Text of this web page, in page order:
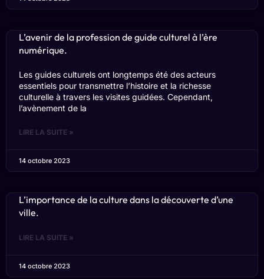
L’avenir de la profession de guide culturel à l’ère
numérique.
Les guides culturels ont longtemps été des acteurs
essentiels pour transmettre l’histoire et la richesse
culturelle à travers les visites guidées. Cependant,
l’avènement de la
LIRE LA SUITE »
14 octobre 2023
L’importance de la culture dans la découverte d’une
ville.
LIRE LA SUITE »
14 octobre 2023